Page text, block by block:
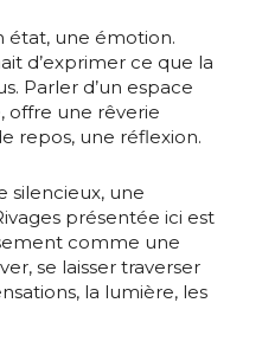
état, une émotion.
d’exprimer ce que la
Parler d’un espace
offre une rêverie
repos, une réflexion.
silencieux, une
présentée ici est
comme une
se laisser traverser
la lumière, les